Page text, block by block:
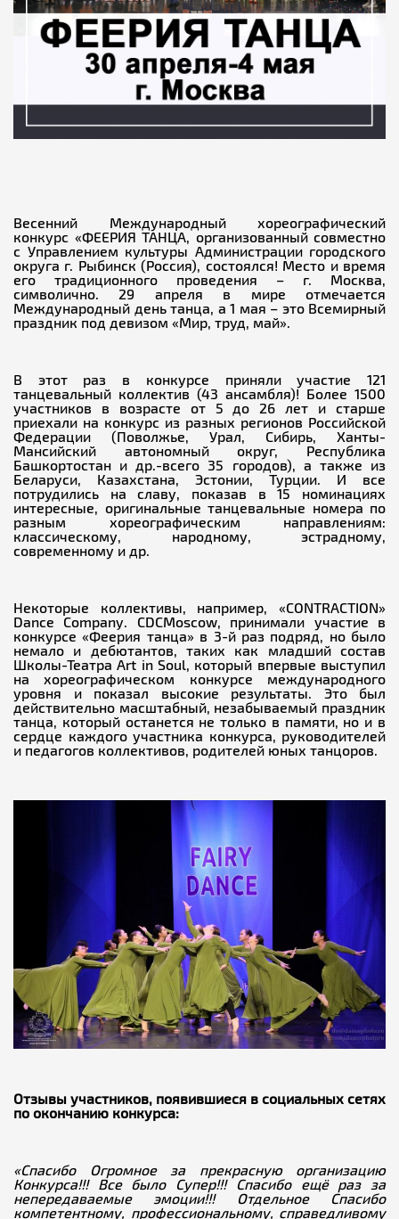
Весенний Международный хореографический
конкурс «ФЕЕРИЯ ТАНЦА, организованный совместно
с Управлением культуры Администрации городского
округа г. Рыбинск (Россия), состоялся! Место и время
его традиционного проведения – г. Москва,
символично. 29 апреля в мире отмечается
Международный день танца, а 1 мая – это Всемирный
праздник под девизом «Мир, труд, май».
В этот раз в конкурсе приняли участие 121
танцевальный коллектив (43 ансамбля)! Более 1500
участников в возрасте от 5 до 26 лет и старше
приехали на конкурс из разных регионов Российской
Федерации (Поволжье, Урал, Сибирь, Ханты-
Мансийский автономный округ, Республика
Башкортостан и др.-всего 35 городов), а также из
Беларуси, Казахстана, Эстонии, Турции. И все
потрудились на славу, показав в 15 номинациях
интересные, оригинальные танцевальные номера по
разным хореографическим направлениям:
классическому, народному, эстрадному,
современному и др.
Некоторые коллективы, например, «CONTRACTION»
Dance Company. CDCMoscow, принимали участие в
конкурсе «Феерия танца» в 3-й раз подряд, но было
немало и дебютантов, таких как младший состав
Школы-Театра Art in Soul, который впервые выступил
на хореографическом конкурсе международного
уровня и показал высокие результаты. Это был
действительно масштабный, незабываемый праздник
танца, который останется не только в памяти, но и в
сердце каждого участника конкурса, руководителей
и педагогов коллективов, родителей юных танцоров.
Отзывы участников, появившиеся в социальных сетях
по окончанию конкурса:
«Спасибо Огромное за прекрасную организацию
Конкурса!!! Все было Супер!!! Спасибо ещё раз за
непередаваемые эмоции!!! Отдельное Спасибо
компетентному, профессиональному, справедливому